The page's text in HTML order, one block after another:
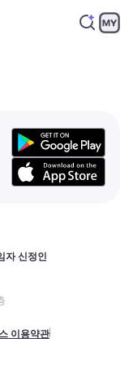
자 신정인
이용약관